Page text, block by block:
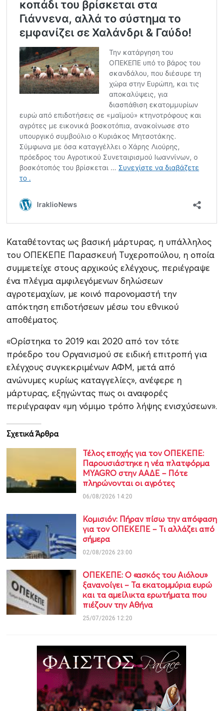
Καταθέτοντας ως βασική μάρτυρας, η υπάλληλος
του ΟΠΕΚΕΠΕ Παρασκευή Τυχεροπούλου, η οποία
συμμετείχε στους αρχικούς ελέγχους, περιέγραψε
ένα πλέγμα αμφιλεγόμενων δηλώσεων
αγροτεμαχίων, με κοινό παρονομαστή την
απόκτηση επιδοτήσεων μέσω του εθνικού
αποθέματος.
«Ορίστηκα το 2019 και 2020 από τον τότε
πρόεδρο του Οργανισμού σε ειδική επιτροπή για
ελέγχους συγκεκριμένων ΑΦΜ, μετά από
ανώνυμες κυρίως καταγγελίες», ανέφερε η
μάρτυρας, εξηγώντας πως οι αναφορές
περιέγραφαν «μη νόμιμο τρόπο λήψης ενισχύσεων».
Σχετικά Άρθρα
Τέλος εποχής για τον ΟΠΕΚΕΠΕ:
Παρουσιάστηκε η νέα πλατφόρμα
MYAGRO στην ΑΑΔΕ – Πότε
πληρώνονται οι αγρότες
06/08/2026 14:20
Κομισιόν: Πήραν πίσω την απόφαση
για τον ΟΠΕΚΕΠΕ – Τι αλλάζει από
σήμερα
02/08/2026 23:00
ΟΠΕΚΕΠΕ: Ο «ασκός του Αιόλου»
ξανανοίγει – Τα εκατομμύρια ευρώ
και τα αμείλικτα ερωτήματα που
πιέζουν την Αθήνα
25/07/2026 12:20